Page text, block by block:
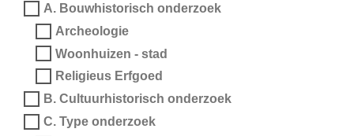
A. Bouwhistorisch onderzoek
Archeologie
Woonhuizen - stad
Religieus Erfgoed
B. Cultuurhistorisch onderzoek
C. Type onderzoek